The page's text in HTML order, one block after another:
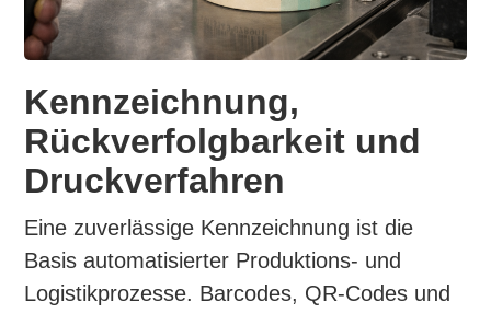
Kennzeichnung,
Rückverfolgbarkeit und
Druckverfahren
Eine zuverlässige Kennzeichnung ist die
Basis automatisierter Produktions- und
Logistikprozesse. Barcodes, QR-Codes und